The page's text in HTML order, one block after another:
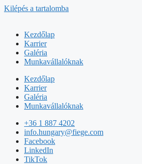
Kilépés a tartalomba
Kezdőlap
Karrier
Galéria
Munkavállalóknak
Kezdőlap
Karrier
Galéria
Munkavállalóknak
+36 1 887 4202
info.hungary@fiege.com
Facebook
LinkedIn
TikTok